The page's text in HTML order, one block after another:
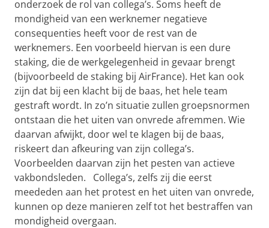
onderzoek de rol van collega’s. Soms heeft de
mondigheid van een werknemer negatieve
consequenties heeft voor de rest van de
werknemers. Een voorbeeld hiervan is een dure
staking, die de werkgelegenheid in gevaar brengt
(bijvoorbeeld de staking bij AirFrance). Het kan ook
zijn dat bij een klacht bij de baas, het hele team
gestraft wordt. In zo’n situatie zullen groepsnormen
ontstaan die het uiten van onvrede afremmen. Wie
daarvan afwijkt, door wel te klagen bij de baas,
riskeert dan afkeuring van zijn collega’s.
Voorbeelden daarvan zijn het pesten van actieve
vakbondsleden. Collega’s, zelfs zij die eerst
meededen aan het protest en het uiten van onvrede,
kunnen op deze manieren zelf tot het bestraffen van
mondigheid overgaan.